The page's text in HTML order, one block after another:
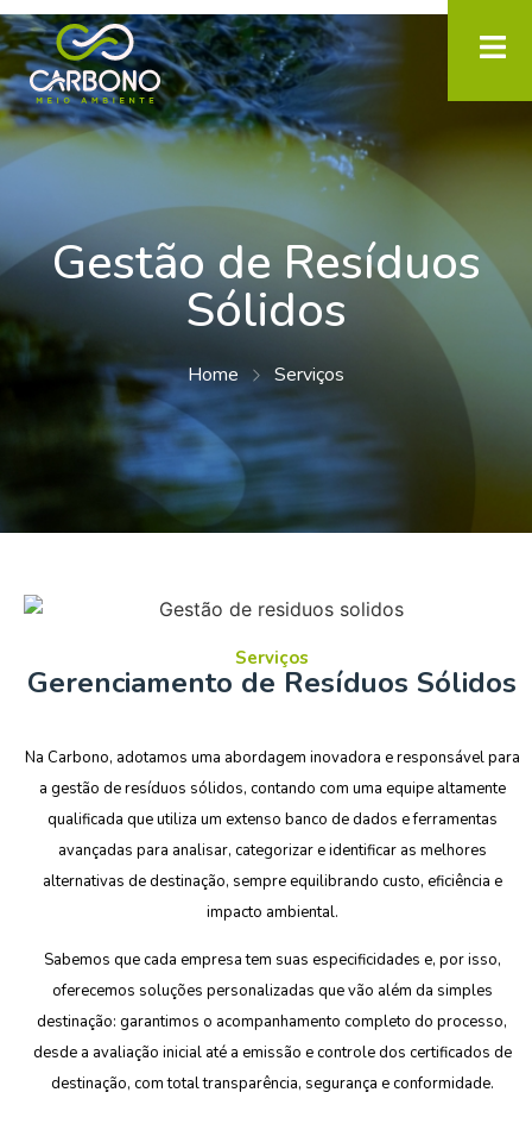
Gestão de Resíduos
Sólidos
Home Serviços
Serviços
Gerenciamento de Resíduos Sólidos
Na Carbono, adotamos uma abordagem inovadora e responsável para
a gestão de resíduos sólidos, contando com uma equipe altamente
qualificada que utiliza um extenso banco de dados e ferramentas
avançadas para analisar, categorizar e identificar as melhores
alternativas de destinação, sempre equilibrando custo, eficiência e
impacto ambiental.
Sabemos que cada empresa tem suas especificidades e, por isso,
oferecemos soluções personalizadas que vão além da simples
destinação: garantimos o acompanhamento completo do processo,
desde a avaliação inicial até a emissão e controle dos certificados de
destinação, com total transparência, segurança e conformidade.